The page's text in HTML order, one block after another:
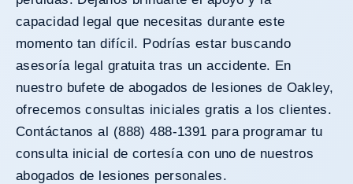
capacidad legal que necesitas durante este
momento tan difícil. Podrías estar buscando
asesoría legal gratuita tras un accidente. En
nuestro bufete de abogados de lesiones de Oakley,
ofrecemos consultas iniciales gratis a los clientes.
Contáctanos al (888) 488-1391 para programar tu
consulta inicial de cortesía con uno de nuestros
abogados de lesiones personales.